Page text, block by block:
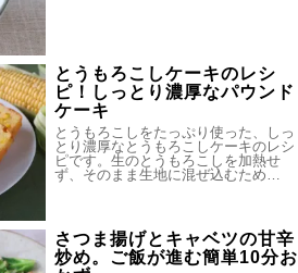
とうもろこしケーキのレシ
ピ！しっとり濃厚なパウンド
ケーキ
とうもろこしをたっぷり使った、しっ
とり濃厚なとうもろこしケーキのレシ
ピです。生のとうもろこしを加熱せ
ず、そのまま生地に混ぜ込むため…
さつま揚げとキャベツの甘辛
炒め。ご飯が進む簡単10分お